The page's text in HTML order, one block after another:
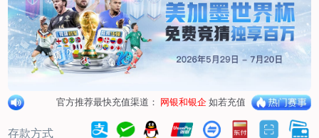
合作伙伴
产品中心
烤箱纸
蜡纸
防油纸
糖果包装纸
汉堡包装纸